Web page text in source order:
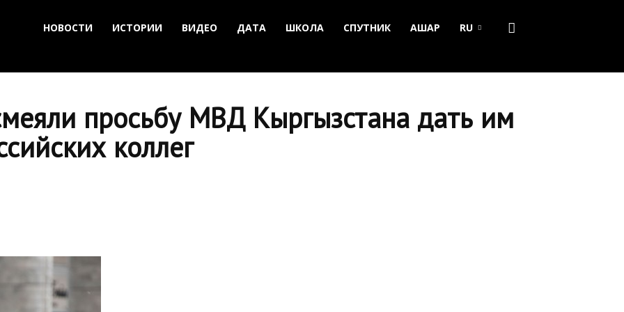
НОВОСТИ ИСТОРИИ ВИДЕО ДАТА ШКОЛА СПУТНИК АШАР RU
просьбу МВД Кыргызстана дать им
коллег